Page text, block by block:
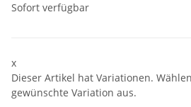
Sofort verfügbar
x
Dieser Artikel hat Variationen.
gewünschte Variation aus.